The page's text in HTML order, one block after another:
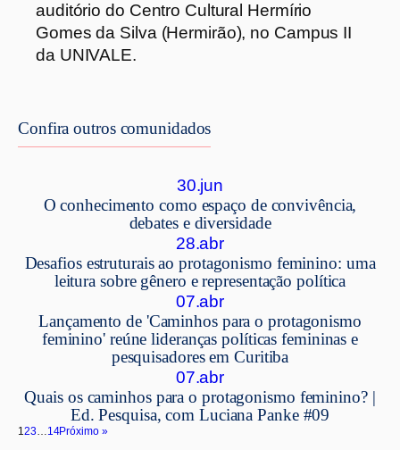
auditório do Centro Cultural Hermírio
Gomes da Silva (Hermirão), no Campus II
da UNIVALE.
Confira outros comunidados
30.jun
O conhecimento como espaço de convivência,
debates e diversidade
28.abr
Desafios estruturais ao protagonismo feminino: uma
leitura sobre gênero e representação política
07.abr
Lançamento de 'Caminhos para o protagonismo
feminino' reúne lideranças políticas femininas e
pesquisadores em Curitiba
07.abr
Quais os caminhos para o protagonismo feminino? |
Ed. Pesquisa, com Luciana Panke #09
1 23… 14Próximo »